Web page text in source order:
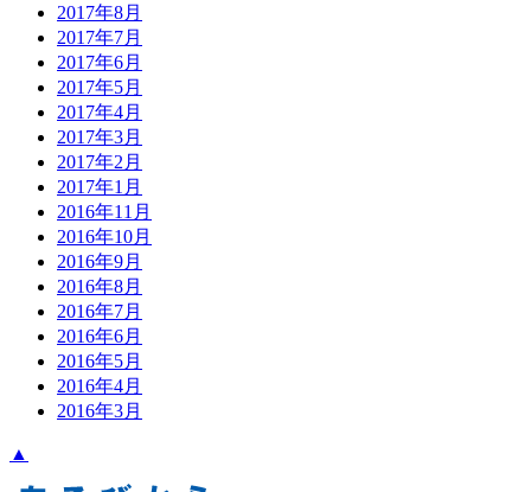
2017年8月
2017年7月
2017年6月
2017年5月
2017年4月
2017年3月
2017年2月
2017年1月
2016年11月
2016年10月
2016年9月
2016年8月
2016年7月
2016年6月
2016年5月
2016年4月
2016年3月
▲